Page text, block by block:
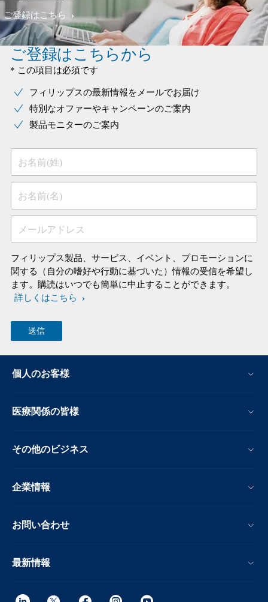
ご登録はこちら
ご登録はこちらから
* この項目は必須です
フィリップスの最新情報をメールでお届け
特別なオファーやキャンペーンのご案内
製品モニターのご案内
お名前(姓)
お名前(名)
メールアドレス
フィリップス製品、サービス、イベント、プロモーションに
関する（自分の嗜好や行動に基づいた）情報の受信を希望し
ます。購読はいつでも簡単に中止することができます。
詳しくはこちら
個人のお客様
医療関係の皆様
その他のビジネス
企業情報
お問い合わせ
最新情報